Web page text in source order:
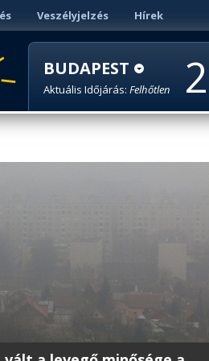
Veszélyjelzés Hírek
BUDAPEST
Aktuális Időjárás: Felhőtlen